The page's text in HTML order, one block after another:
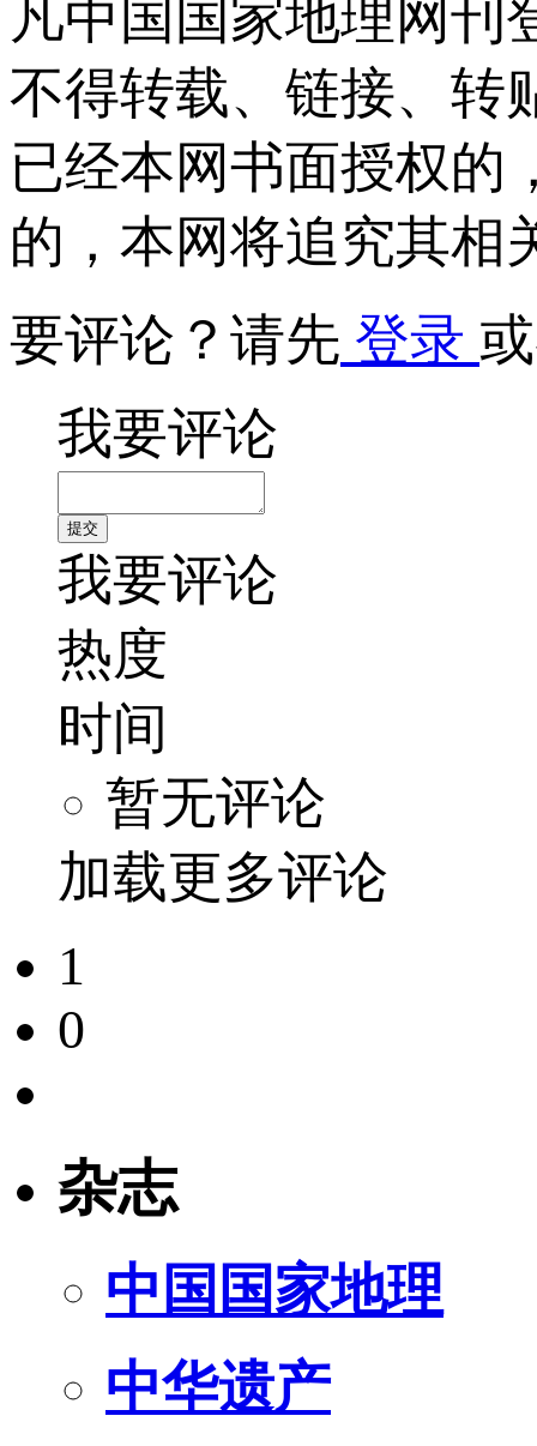
凡中国国家地理网刊
不得转载、链接、转
已经本网书面授权的
的，本网将追究其相
要评论？请先 登录
我要评论
我要评论
热度
时间
暂无评论
加载更多评论
1
0
杂志
中国国家地理
中华遗产